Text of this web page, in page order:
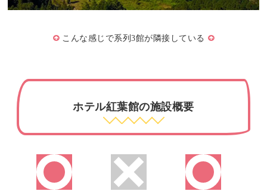
こんな感じで系列3館が隣接している
ホテル紅葉館の施設概要